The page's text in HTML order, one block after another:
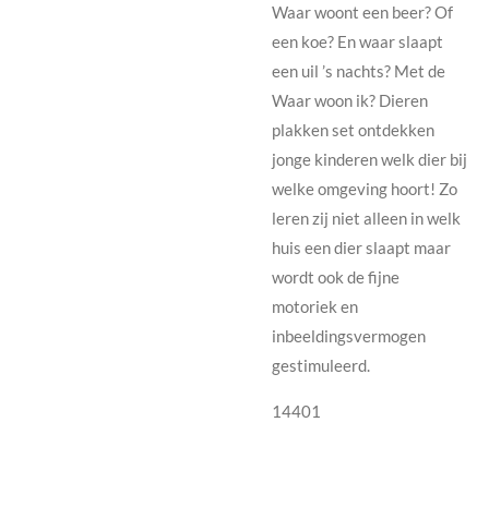
Waar woont een beer? Of
een koe? En waar slaapt
een uil ’s nachts? Met de
Waar woon ik? Dieren
plakken set ontdekken
jonge kinderen welk dier bij
welke omgeving hoort! Zo
leren zij niet alleen in welk
huis een dier slaapt maar
wordt ook de fijne
motoriek en
inbeeldingsvermogen
gestimuleerd.
14401